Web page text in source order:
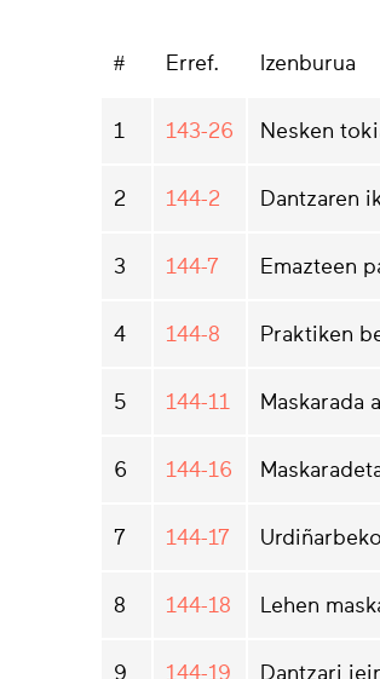
# Erref. Izenburua
1 143-26 Nesken
2 144-2 Dantzaren
3 144-7 Emazteen
4 144-8 Praktiken
5 144-11 Maskarada
6 144-16
7 144-17
8 144-18 Lehen
9 144-19 Dantzari